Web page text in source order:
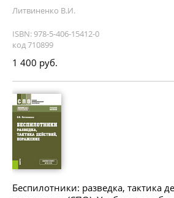
Литвиненко В.И.
ISBN: 978-5-406-15412-0
код 710899
1 400 руб.
Беспилотники: разведка, тактика